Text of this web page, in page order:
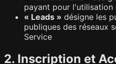
payant pour l'utilisation
« Leads » désigne les
publiques des réseaux
Service
2. Inscription et